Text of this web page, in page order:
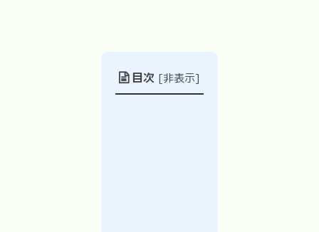
目次 [非表示]